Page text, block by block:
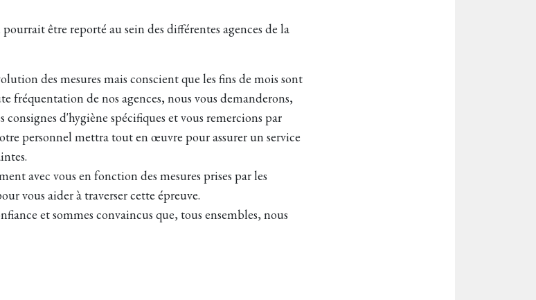
être reporté au sein des différentes agences de la
des mesures mais conscient que les fins de mois sont
fréquentation de nos agences, nous vous demanderons,
consignes d'hygiène spécifiques et vous remercions par
personnel mettra tout en œuvre pour assurer un service
avec vous en fonction des mesures prises par les
vous aider à traverser cette épreuve.
et sommes convaincus que, tous ensembles, nous